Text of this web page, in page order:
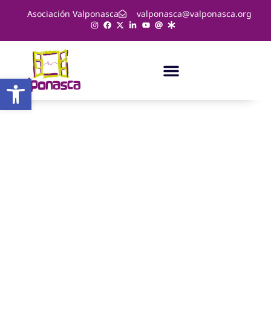
Asociación Valponasca valponasca@valponasca.org
Abrir barra de herramientas